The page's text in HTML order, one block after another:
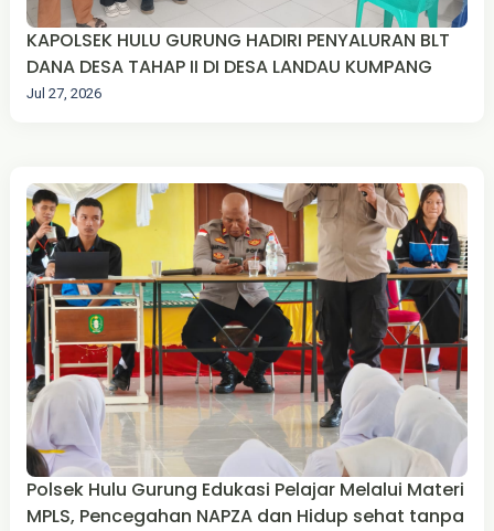
KAPOLSEK HULU GURUNG HADIRI PENYALURAN BLT
DANA DESA TAHAP II DI DESA LANDAU KUMPANG
Jul 27, 2026
Polsek Hulu Gurung Edukasi Pelajar Melalui Materi
MPLS, Pencegahan NAPZA dan Hidup sehat tanpa